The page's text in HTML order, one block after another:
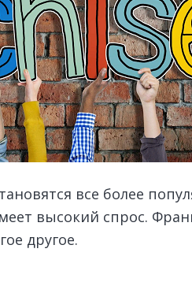
все более
высокий спрос.
другое.